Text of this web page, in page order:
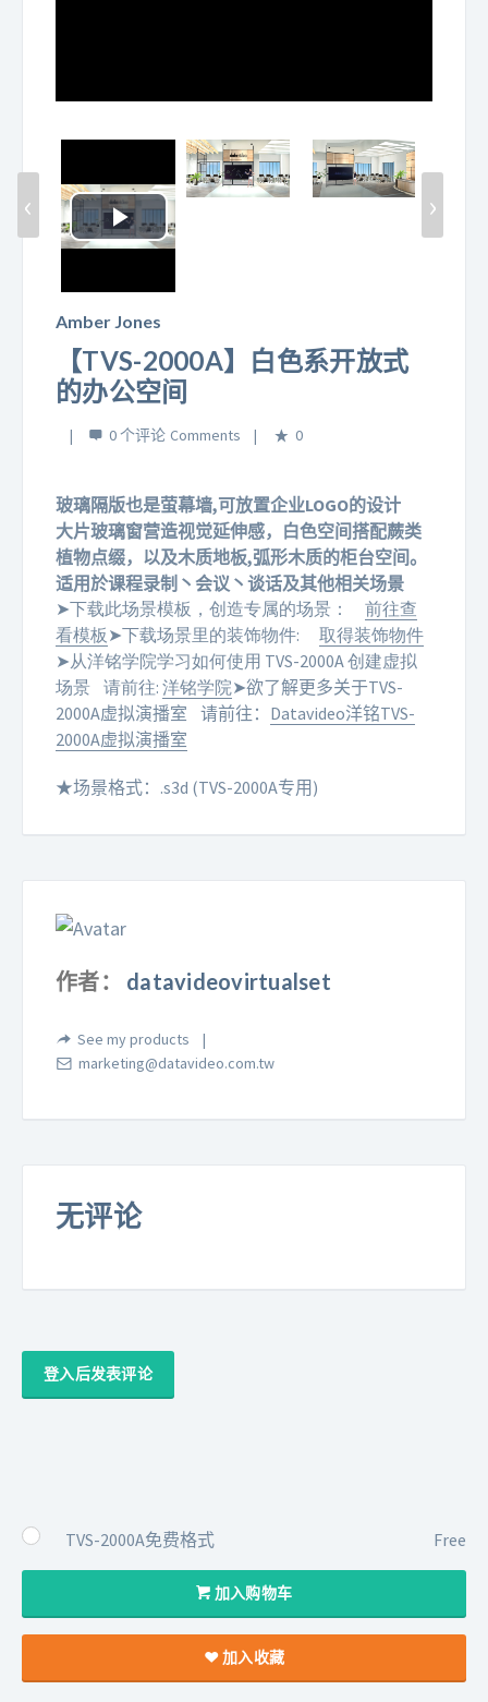
Play
Video
‹ ›
Amber Jones
【TVS-2000A】白色系开放式
的办公空间
0 个评论 0
玻璃隔版也是萤幕墙,可放置企业LOGO的设计
大片玻璃窗营造视觉延伸感， 白色空间搭配蕨类
植物点缀， 以及木质地板,弧形木质的柜台空间。
适用於课程录制丶会议丶谈话及其他相关场景
➤下载此场景模板，创造专属的场景：
前往查
看模板 ➤下载场景里的装饰物件:
取得装饰物件
➤从洋铭学院学习如何使用 TVS-2000A 创建虚拟
场景 请前往: 洋铭学院➤欲了解更多关于TVS-
2000A虚拟演播室 请前往： Datavideo洋铭TVS-
2000A虚拟演播室
★场景格式：.s3d (TVS-2000A专用)
作者： datavideovirtualset
See my products
marketing@datavideo.com.tw
无评论
登入后发表评论
TVS-2000A免费格式 Free
加入购物车
加入收藏